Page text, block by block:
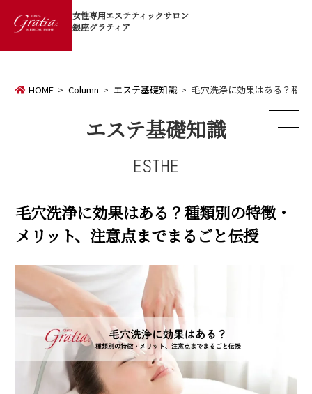
女性専用エステティックサロン
銀座グラティア
HOME Column エステ基礎知識 毛穴洗浄に効果はある？種
エステ基礎知識
ESTHE
毛穴洗浄に効果はある？種類別の特徴・
メリット、注意点までまるごと伝授